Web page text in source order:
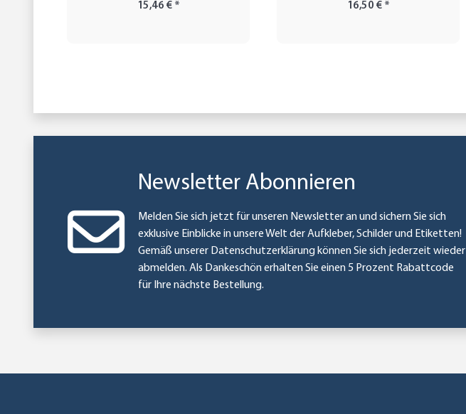
15,46 € * 16,50 € *
Newsletter Abonnieren
Melden Sie sich jetzt für unseren Newsletter an und sichern Sie sich
exklusive Einblicke in unsere Welt der Aufkleber, Schilder und Etiketten!
Gemäß unserer Datenschutzerklärungkönnen Sie sich jederzeit wieder
abmelden. Als Dankeschön erhalten Sie einen 5 Prozent Rabattcode
für Ihre nächste Bestellung.